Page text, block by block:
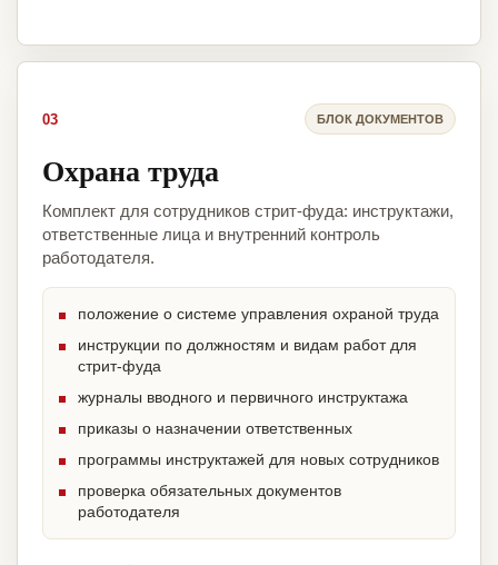
03 БЛОК ДОКУМЕНТОВ
Охрана труда
Комплект для сотрудников стрит-фуда: инструктажи,
ответственные лица и внутренний контроль
работодателя.
положение о системе управления охраной труда
инструкции по должностям и видам работ для
стрит-фуда
журналы вводного и первичного инструктажа
приказы о назначении ответственных
программы инструктажей для новых сотрудников
проверка обязательных документов
работодателя